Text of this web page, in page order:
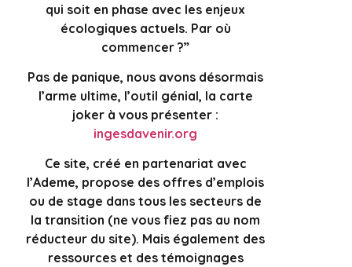
qui soit en phase avec les enjeux
écologiques actuels. Par où
commencer ?”
Pas de panique, nous avons désormais
l’arme ultime, l’outil génial, la carte
joker à vous présenter :
ingesdavenir.org
Ce site, créé en partenariat avec
l’Ademe, propose des offres d’emplois
ou de stage dans tous les secteurs de
la transition (ne vous fiez pas au nom
réducteur du site). Mais également des
ressources et des témoignages